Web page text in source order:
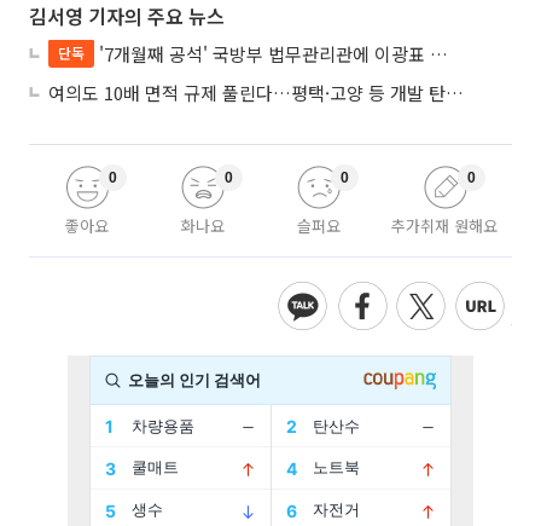
김서영 기자의 주요 뉴스
단독
'7개월째 공석' 국방부 법무관리관에 이광표 변호사 내정
여의도 10배 면적 규제 풀린다…평택·고양 등 개발 탄력 기대
좋아요
0
화나요
0
슬퍼요
0
추가취재 원해요
0